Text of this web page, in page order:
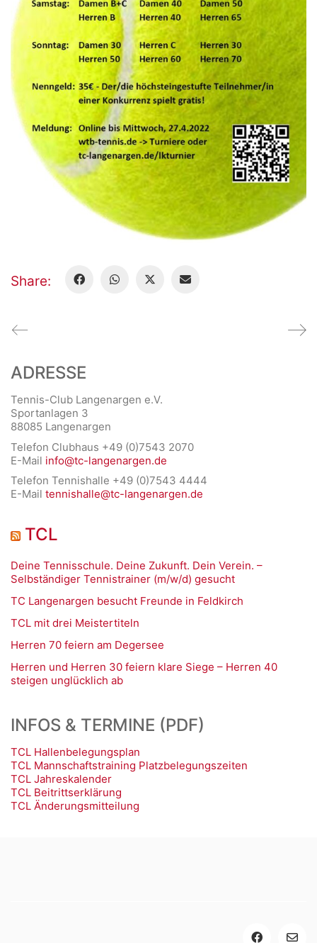
Share:
ADRESSE
Tennis-Club Langenargen e.V.
Sportanlagen 3
88085 Langenargen
Telefon Clubhaus +49 (0)7543 2070
E-Mail info@tc-langenargen.de
Telefon Tennishalle +49 (0)7543 4444
E-Mail tennishalle@tc-langenargen.de
TCL
Deine Tennisschule. Deine Zukunft. Dein Verein. –
Selbständiger Tennistrainer (m/w/d) gesucht
TC Langenargen besucht Freunde in Feldkirch
TCL mit drei Meistertiteln
Herren 70 feiern am Degersee
Herren und Herren 30 feiern klare Siege – Herren 40
steigen unglücklich ab
INFOS & TERMINE (PDF)
TCL Hallenbelegungsplan
TCL Mannschaftstraining Platzbelegungszeiten
TCL Jahreskalender
TCL Beitrittserklärung
TCL Änderungsmitteilung